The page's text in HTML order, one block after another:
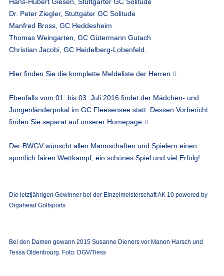
Dr. Peter Ziegler, Stuttgater GC Solitude
Manfred Bross, GC Heddesheim
Thomas Weingarten, GC Gütermann Gutach
Christian Jacobi, GC Heidelberg-Lobenfeld.
Hier finden Sie die komplette Meldeliste der Herren
Ebenfalls vom 01. bis 03. Juli 2016 findet der Mädchen- und
Jungenländerpokal im GC Fleesensee statt. Dessen Vorbericht
finden Sie separat auf unserer Homepage
Der BWGV wünscht allen Mannschaften und Spielern einen
sportlich fairen Wettkampf, ein schönes Spiel und viel Erfolg!
Die letztjährigen Gewinner bei der Einzelmeisterschaft AK 10 powered by
Orgahead Golfsports
Bei den Damen gewann 2015 Susanne Dieners vor Manon Harsch und
Tessa Oldenbourg. Foto: DGV/Tiess